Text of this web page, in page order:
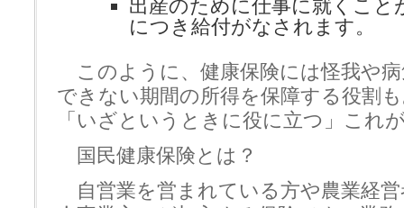
出産のために仕事に就くこと
につき給付がなされます。
このように、健康保険には怪我や
できない期間の所得を保障する役割
「いざというときに役に立つ」これ
国民健康保険とは？
自営業を営まれている方や農業経